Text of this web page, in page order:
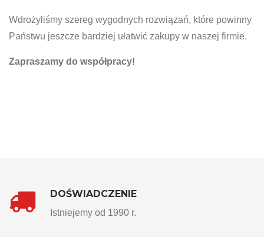
Wdrożyliśmy szereg wygodnych rozwiązań, które powinny
Państwu jeszcze bardziej ułatwić zakupy w naszej firmie.
Zapraszamy do współpracy!
DOŚWIADCZENIE
Istniejemy od 1990 r.